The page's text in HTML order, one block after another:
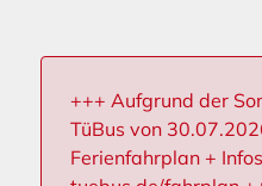
+++ Aufgrund der
TüBus von
Ferienfahrplan +